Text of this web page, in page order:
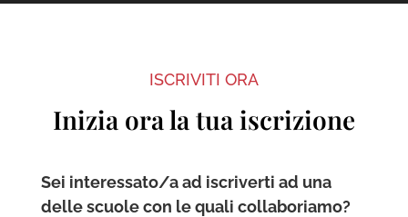
ISCRIVITI ORA
Inizia ora la tua iscrizione
Sei interessato/a ad iscriverti ad una
delle scuole con le quali collaboriamo?